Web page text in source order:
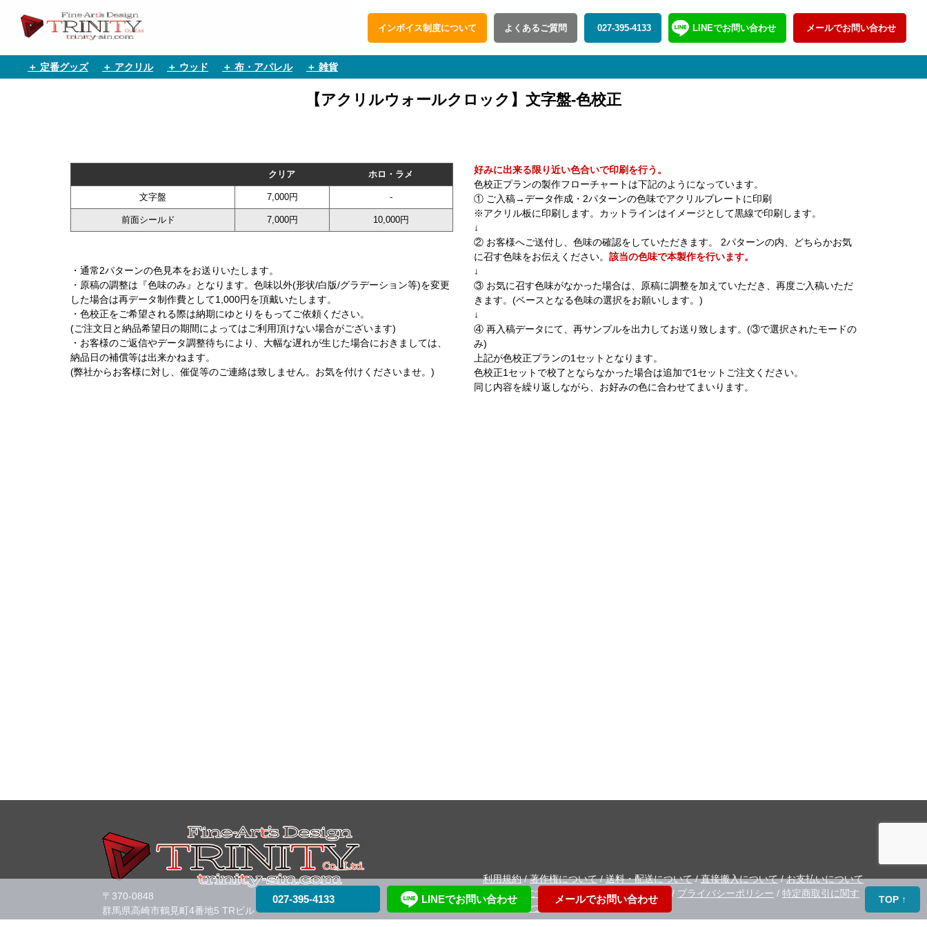
インボイス制度について よくあるご質問 027-395-4133 LINEでお問い合わせ メールでお問い合わせ
＋ 定番グッズ ＋ アクリル ＋ ウッド ＋ 布・アパレル ＋ 雑貨
【アクリルウォールクロック】文字盤-色校正
クリア ホロ・ラメ
文字盤 7,000円 -
前面シールド 7,000円 10,000円
・通常2パターンの色見本をお送りいたします。
・原稿の調整は『色味のみ』となります。色味以外(形状/白版/グラデーション等)を変更
した場合は再データ制作費として1,000円を頂戴いたします。
・色校正をご希望される際は納期にゆとりをもってご依頼ください。
(ご注文日と納品希望日の期間によってはご利用頂けない場合がございます)
・お客様のご返信やデータ調整待ちにより、大幅な遅れが生じた場合におきましては、
納品日の補償等は出来かねます。
(弊社からお客様に対し、催促等のご連絡は致しません。お気を付けくださいませ。)
好みに出来る限り近い色合いで印刷を行う。
色校正プランの製作フローチャートは下記のようになっています。
① ご入稿→データ作成・2パターンの色味でアクリルプレートに印刷
※アクリル板に印刷します。カットラインはイメージとして黒線で印刷します。
↓
② お客様へご送付し、色味の確認をしていただきます。 2パターンの内、どちらかお気
に召す色味をお伝えください。 該当の色味で本製作を行います。
↓
③ お気に召す色味がなかった場合は、原稿に調整を加えていただき、再度ご入稿いただ
きます。(ベースとなる色味の選択をお願いします。)
↓
④ 再入稿データにて、再サンプルを出力してお送り致します。(③で選択されたモードの
み)
上記が色校正プランの1セットとなります。
色校正1セットで校了とならなかった場合は追加で1セットご注文ください。
同じ内容を繰り返しながら、お好みの色に合わせてまいります。
027-395-4133 LINEでお問い合わせ メールでお問い合わせ
〒370-0848
群馬県高崎市鶴見町4番地5 TRビル
利用規約/著作権について/送料・配送について/直接搬入について/お支払いについて
よくあるご質問 / 会社案内 /お問い合わせ / プライバシーポリシー / 特定商取引に関す
る法律に基づく表記
TOP ↑